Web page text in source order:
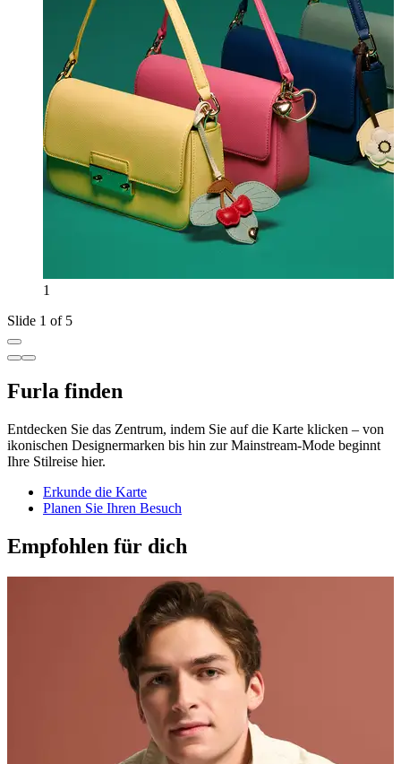
1
Slide 1 of 5
Furla finden
Entdecken Sie das Zentrum, indem Sie auf die Karte klicken – von
ikonischen Designermarken bis hin zur Mainstream-Mode beginnt
Ihre Stilreise hier.
Erkunde die Karte
Planen Sie Ihren Besuch
Empfohlen für dich